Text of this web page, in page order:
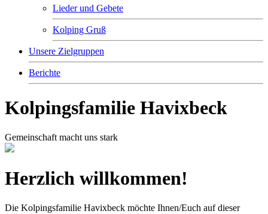
Lieder und Gebete
Kolping Gruß
Unsere Zielgruppen
Berichte
Kolpingsfamilie Havixbeck
Gemeinschaft macht uns stark
Herzlich willkommen!
Die Kolpingsfamilie Havixbeck möchte Ihnen/Euch auf dieser